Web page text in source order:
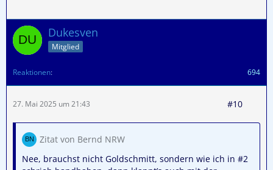
Dukesven
Mitglied
Reaktionen 694
27. Mai 2025 um 21:43 #10
Zitat von Bernd NRW
Nee, brauchst nicht Goldschmitt, sondern wie ich in #2